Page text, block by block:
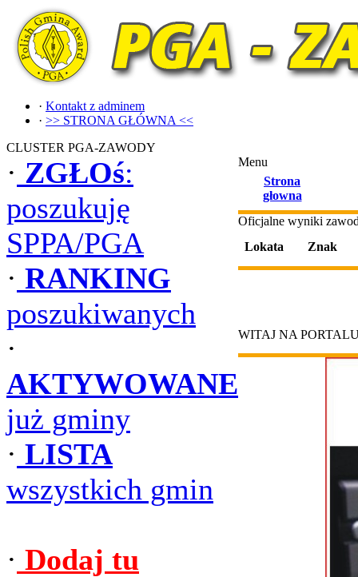
· Kontakt z adminem
· >> STRONA GŁÓWNA <<
CLUSTER PGA-ZAWODY
· ZGŁOś:
poszukuję
SPPA/PGA
· RANKING
poszukiwanych
·
AKTYWOWANE
już gminy
· LISTA
wszystkich gmin
· Dodaj tu
Menu
Strona
głowna
Oficjalne wyniki
Lokata
Znak
WITAJ NA